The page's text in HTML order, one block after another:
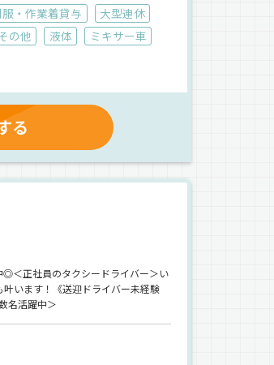
・作業着貸与
大型連休
の他 液体
ミキサー車
る
◎＜正社員のタクシードライバー＞い
います！《送迎ドライバー未経験
名活躍中＞